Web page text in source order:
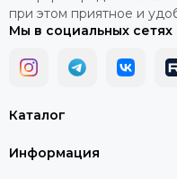
Каталог
Информация
при этом приятное и
Мы в социальных сетях